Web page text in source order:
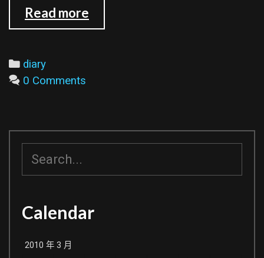
Read more
剛
過
某
看
的
Categories
diary
0 Comments
Calendar
2010 年 3 月